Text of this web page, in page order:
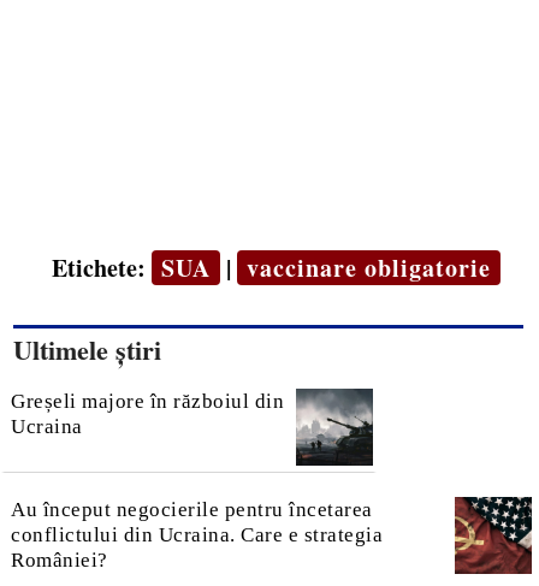
Etichete: SUA | vaccinare obligatorie
Ultimele știri
Greșeli majore în războiul din
Ucraina
Au început negocierile pentru încetarea
conflictului din Ucraina. Care e strategia
României?